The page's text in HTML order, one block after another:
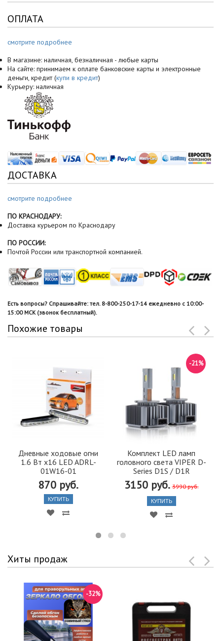
ОПЛАТА
смотрите подробнее
В магазине: наличная, безналичная - любые карты
На сайте: принимаем к оплате банковские карты и электронные
деньги, кредит (купи в кредит)
Курьеру: наличная
ДОСТАВКА
смотрите подробнее
ПО КРАСНОДАРУ:
Доставка курьером по Краснодару
ПО РОССИИ:
Почтой России или транспортной компанией.
Есть вопросы? Спрашивайте: тел. 8-800-250-17-14 ежедневно с 10:00-
15:00 МСК (звонок бесплатный).
Похожие товары
Дневные ходовые огни
1.6 Вт х16 LED ADRL-
01W16-01
870 руб.
КУПИТЬ
Комплект LED ламп
головного света VIPER D-
Series D1S / D1R
3150 руб. 3990 руб.
-21%
КУПИТЬ
Хиты продаж
-32%